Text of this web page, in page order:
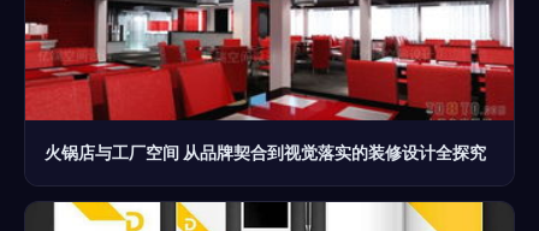
火锅店与工厂空间 从品牌契合到视觉落实的装修设计全探究